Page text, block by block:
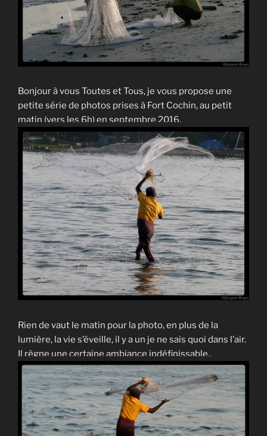
Bonjour à vous Toutes et Tous, je vous propose une
petite série de photos prises à Fort Cochin, au petit
matin (vers les 6h) en septembre 2016.
Rien de vaut le matin pour la photo, en plus de la
lumière, la vie s’éveille, il y a un je ne sais quoi dans l’air.
Il règne une certaine ambiance indéfinissable..